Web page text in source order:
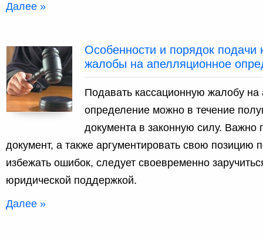
Далее »
Особенности и порядок подачи
жалобы на апелляционное
Подавать кассационную жалобу на
определение можно в течение
документа в законную силу. Важно
документ, а также аргументировать свою позицию
избежать ошибок, следует своевременно
юридической поддержкой.
Далее »